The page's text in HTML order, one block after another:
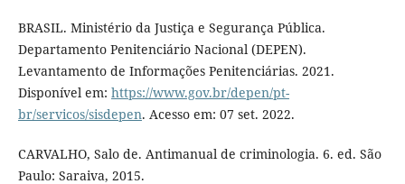
BRASIL. Ministério da Justiça e Segurança Pública.
Departamento Penitenciário Nacional (DEPEN).
Levantamento de Informações Penitenciárias. 2021.
Disponível em: https://www.gov.br/depen/pt-
br/servicos/sisdepen. Acesso em: 07 set. 2022.
CARVALHO, Salo de. Antimanual de criminologia. 6. ed. São
Paulo: Saraiva, 2015.